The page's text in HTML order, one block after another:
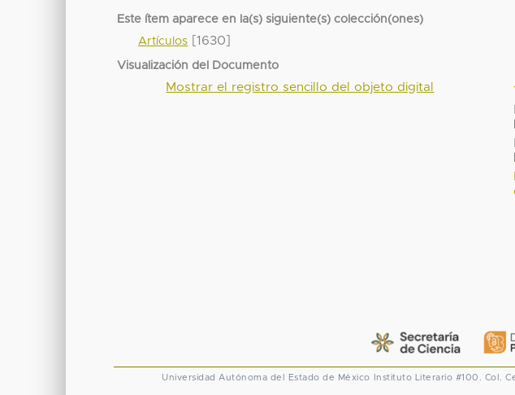
Este ítem aparece en la(s) siguiente(s) colección(ones)
Artículos [1630]
Visualización del Documento
Mostrar el registro sencillo del objeto digital
Universidad Autónoma del Estado de México Instituto Literario #100. Col.